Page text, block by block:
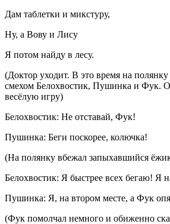
Дам таблетки и микстуру,
Ну, а Вову и Лису
Я потом найду в лесу.
(Доктор уходит. В это время на
смехом Белохвостик, Пушинка и Фук.
весёлую игру)
Белохвостик: Не отставай, Фук!
Пушинка: Беги поскорее, колючка!
(На полянку вбежал запыхавшийся
Белохвостик: Я быстрее всех бегаю! Я
Пушинка: Я, на втором месте, а Фук
(Фук помолчал немного и обиженно